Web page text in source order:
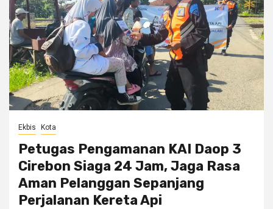
Ekbis Kota
Petugas Pengamanan KAI Daop 3
Cirebon Siaga 24 Jam, Jaga Rasa
Aman Pelanggan Sepanjang
Perjalanan Kereta Api